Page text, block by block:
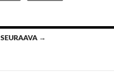
SEURAAVA →